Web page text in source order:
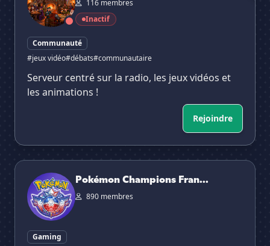
116 membres
Inactif
Communauté
#jeux vidéo#débats#communautaire
Serveur centré sur la radio, les jeux vidéos et
les animations !
Rejoindre
Pokémon Champions France🏆
Pokémon Champions Fran...
890 membres
Gaming